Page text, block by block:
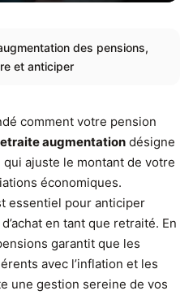
des pensions,
et anticiper
comment votre pension
augmentation désigne
ajuste le montant de votre
économiques.
essentiel pour anticiper
en tant que retraité. En
garantit que les
avec l’inflation et les
une gestion sereine de vos